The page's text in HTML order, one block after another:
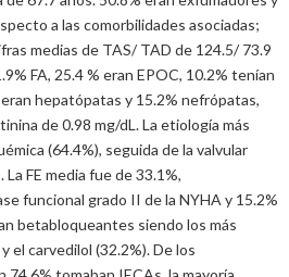
a las comorbilidades asociadas;
medias de TAS/ TAD de 124.5/ 73.9
FA, 25.4 % eran EPOC, 10.2% tenían
hepatópatas y 15.2% nefrópatas,
de 0.98 mg/dL. La etiología más
(64.4%), seguida de la valvular
FE media fue de 33.1%,
funcional grado II de la NYHA y 15.2%
betabloqueantes siendo los más
el carvedilol (32.2%). De los